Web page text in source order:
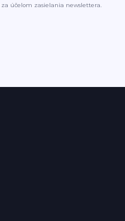
za účelom zasielania newslettera.